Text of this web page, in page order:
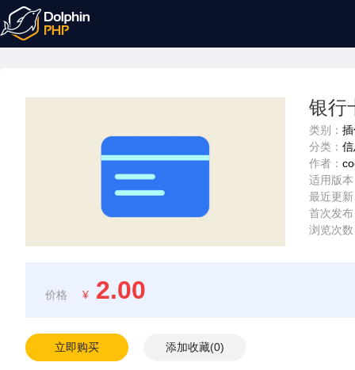
银行
类别：
分类：
作者：
适用版
最近更
首次发
浏览次
价格 ¥ 2.00
立即购买 添加收藏(0)